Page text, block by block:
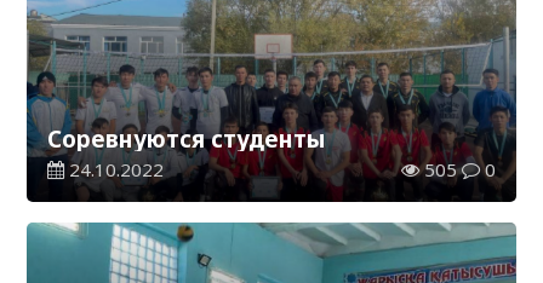
Соревнуются студенты
24.10.2022 505 0